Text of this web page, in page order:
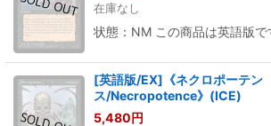
在庫なし
状態：NM この商品は英語版で
[英語版/EX]《ネクロポーテン
ス/Necropotence》(ICE)
5,480円